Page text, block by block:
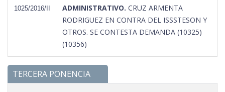
1025/2016/II ADMINISTRATIVO. CRUZ ARMENTA
RODRIGUEZ EN CONTRA DEL ISSSTESON Y
OTROS. SE CONTESTA DEMANDA (10325)
(10356)
TERCERA PONENCIA